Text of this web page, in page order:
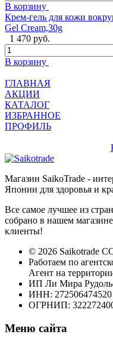
В корзину
Крем-гель для кожи
Gel Cream,30g
1 470 руб.
В корзину
ГЛАВНАЯ
АКЦИИ
КАТАЛОГ
ИЗБРАННОЕ
ПРОФИЛЬ
Магазин SaikoTrade -
Японии для здоровья и
Все самое лучшее из
собрано в нашем
клиенты!
© 2026 Saikotrade
Работаем по
Агент на
ИП Ли Мира
ИНН: 272506474520
ОГРНИП:
Меню сайта